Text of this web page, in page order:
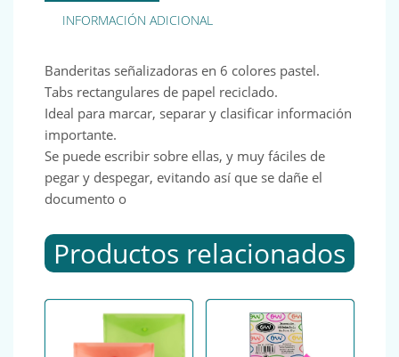
INFORMACIÓN ADICIONAL
Banderitas señalizadoras en 6 colores pastel.
Tabs rectangulares de papel reciclado.
Ideal para marcar, separar y clasificar información
importante.
Se puede escribir sobre ellas, y muy fáciles de
pegar y despegar, evitando así que se dañe el
documento o
Productos relacionados